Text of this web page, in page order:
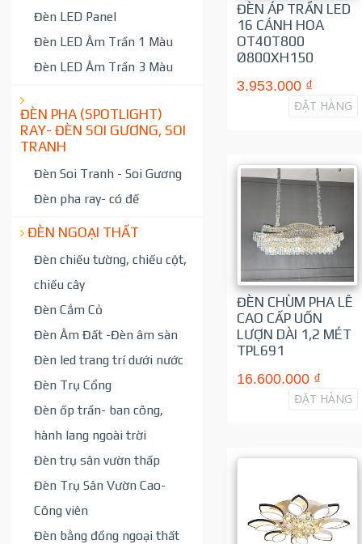
Đèn LED Panel
Đèn LED Âm Trần 1 Màu
Đèn LED Âm Trần 3 Màu
ĐÈN PHA (SPOTLIGHT)
RAY- ĐÈN SOI GƯƠNG, SOI
TRANH
Đèn Soi Tranh - Soi Gương
Đèn pha ray- có đế
ĐÈN NGOẠI THẤT
Đèn chiếu tường, chiếu cột,
chiếu cây
Đèn Cắm Cỏ
Đèn Âm Đất -Đèn âm sàn
Đèn led trang trí dưới nước
Đèn Trụ Cổng
Đèn ốp trần- ban công,
hành lang ngoài trời
Đèn trụ sân vườn thấp
Đèn Trụ Sân Vườn Cao-
Công viên
Đèn bằng đồng ngoại thất
ĐÈN ÁP TRẦN LED
16 CÁNH HOA
OT40T800
Ø800XH150
3.953.000 ₫
ĐẶT HÀNG
ĐÈN CHÙM PHA LÊ
CAO CẤP UỐN
LƯỢN DÀI 1,2 MÉT
TPL691
16.600.000 ₫
ĐẶT HÀNG